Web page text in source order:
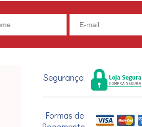
Segurança
Formas de